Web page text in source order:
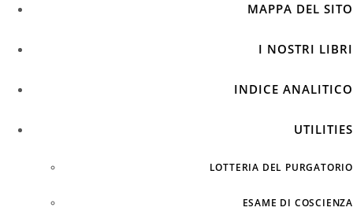
MAPPA DEL SITO
I NOSTRI LIBRI
INDICE ANALITICO
UTILITIES
LOTTERIA DEL PURGATORIO
ESAME DI COSCIENZA